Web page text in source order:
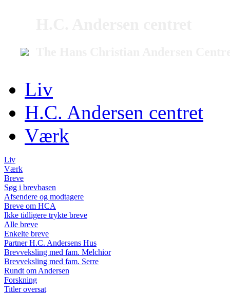
Liv
H.C. Andersen centret
Værk
Liv
Værk
Breve
Søg i brevbasen
Afsendere og modtagere
Breve om HCA
Ikke tidligere trykte breve
Alle breve
Enkelte breve
Partner H.C. Andersens Hus
Brevveksling med fam. Melchior
Brevveksling med fam. Serre
Rundt om Andersen
Forskning
Titler oversat